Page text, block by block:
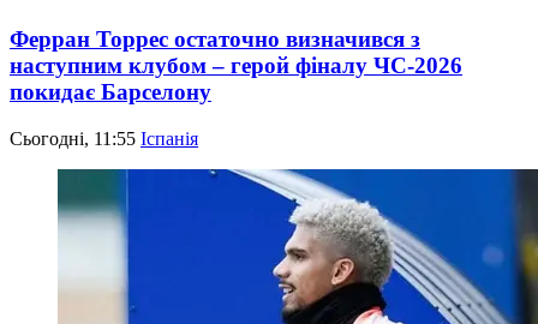
Ферран Торрес остаточно визначився з
наступним клубом – герой фіналу ЧС-2026
покидає Барселону
Сьогодні, 11:55 Іспанія